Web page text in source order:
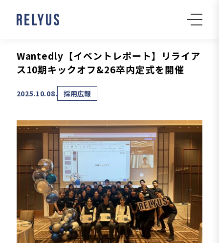
Wantedly【イベントレポート】リライア
ス10期キックオフ&26卒内定式を開催
2025.10.08. 採用広報